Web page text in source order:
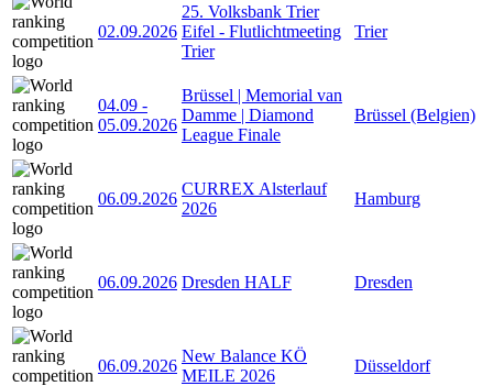
02.09.2026
25. Volksbank Trier
Eifel - Flutlichtmeeting
Trier
Trier
04.09 -
05.09.2026
Brüssel | Memorial van
Damme | Diamond
League Finale
Brüssel (Belgien)
06.09.2026
CURREX Alsterlauf
2026
Hamburg
06.09.2026 Dresden HALF Dresden
06.09.2026
New Balance KÖ
MEILE 2026
Düsseldorf